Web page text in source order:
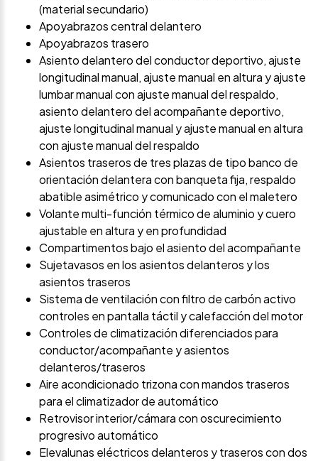
(material secundario)
Apoyabrazos central delantero
Apoyabrazos trasero
Asiento delantero del conductor deportivo, ajuste
longitudinal manual, ajuste manual en altura y ajuste
lumbar manual con ajuste manual del respaldo,
asiento delantero del acompañante deportivo,
ajuste longitudinal manual y ajuste manual en altura
con ajuste manual del respaldo
Asientos traseros de tres plazas de tipo banco de
orientación delantera con banqueta fija, respaldo
abatible asimétrico y comunicado con el maletero
Volante multi-función térmico de aluminio y cuero
ajustable en altura y en profundidad
Compartimentos bajo el asiento del acompañante
Sujetavasos en los asientos delanteros y los
asientos traseros
Sistema de ventilación con filtro de carbón activo
controles en pantalla táctil y calefacción del motor
Controles de climatización diferenciados para
conductor/acompañante y asientos
delanteros/traseros
Aire acondicionado trizona con mandos traseros
para el climatizador de automático
Retrovisor interior/cámara con oscurecimiento
progresivo automático
Elevalunas eléctricos delanteros y traseros con dos